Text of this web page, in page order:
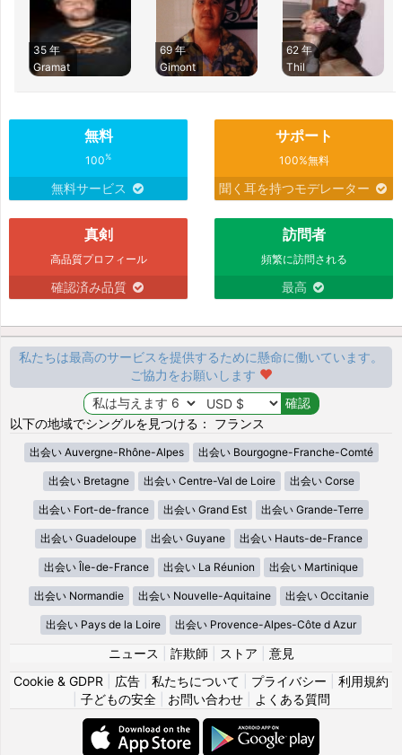
35 年
Gramat
69 年
Gimont
62 年
Thil
無料
100%
無料サービス
サポート
100%無料
聞く耳を持つモデレーター
真剣
高品質プロフィール
確認済み品質
訪問者
頻繁に訪問される
最高
私たちは最高のサービスを提供するために懸命に働いています。
ご協力をお願いします
以下の地域でシングルを見つける： フランス
出会い Auvergne-Rhône-Alpes 出会い Bourgogne-Franche-Comté
出会い Bretagne 出会い Centre-Val de Loire 出会い Corse
出会い Fort-de-france 出会い Grand Est 出会い Grande-Terre
出会い Guadeloupe 出会い Guyane 出会い Hauts-de-France
出会い Île-de-France 出会い La Réunion 出会い Martinique
出会い Normandie 出会い Nouvelle-Aquitaine 出会い Occitanie
出会い Pays de la Loire 出会い Provence-Alpes-Côte d Azur
ニュース 詐欺師 ストア
意見
Cookie & GDPR
広告 私たちについて プライバシー
利用規約
子どもの安全| お問い合わせ| よくある質問